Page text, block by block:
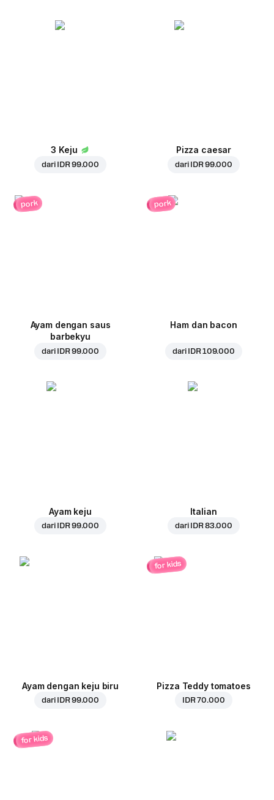
3 Keju
dari IDR 99.000
Pizza caesar
dari IDR 99.000
pork
Ayam dengan saus
barbekyu
dari IDR 99.000
pork
Ham dan bacon
dari IDR 109.000
Ayam keju
dari IDR 99.000
Italian
dari IDR 83.000
Ayam dengan keju biru
dari IDR 99.000
for kids
Pizza Teddy tomatoes
IDR 70.000
for kids